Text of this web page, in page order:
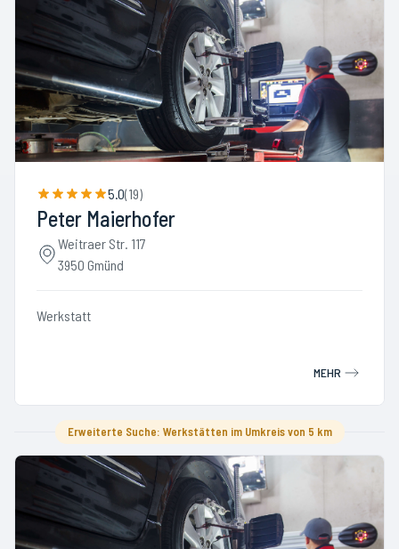
5.0(19)
Peter Maierhofer
Weitraer Str. 117
3950 Gmünd
Werkstatt
MEHR
Erweiterte Suche: Werkstätten im Umkreis von 5 km